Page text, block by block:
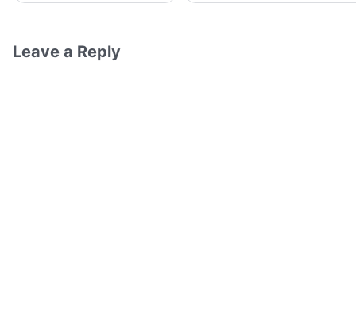
Leave a Reply